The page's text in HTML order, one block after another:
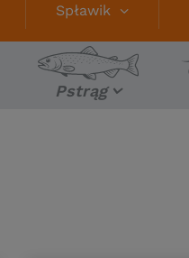
Spławik
Pstrąg